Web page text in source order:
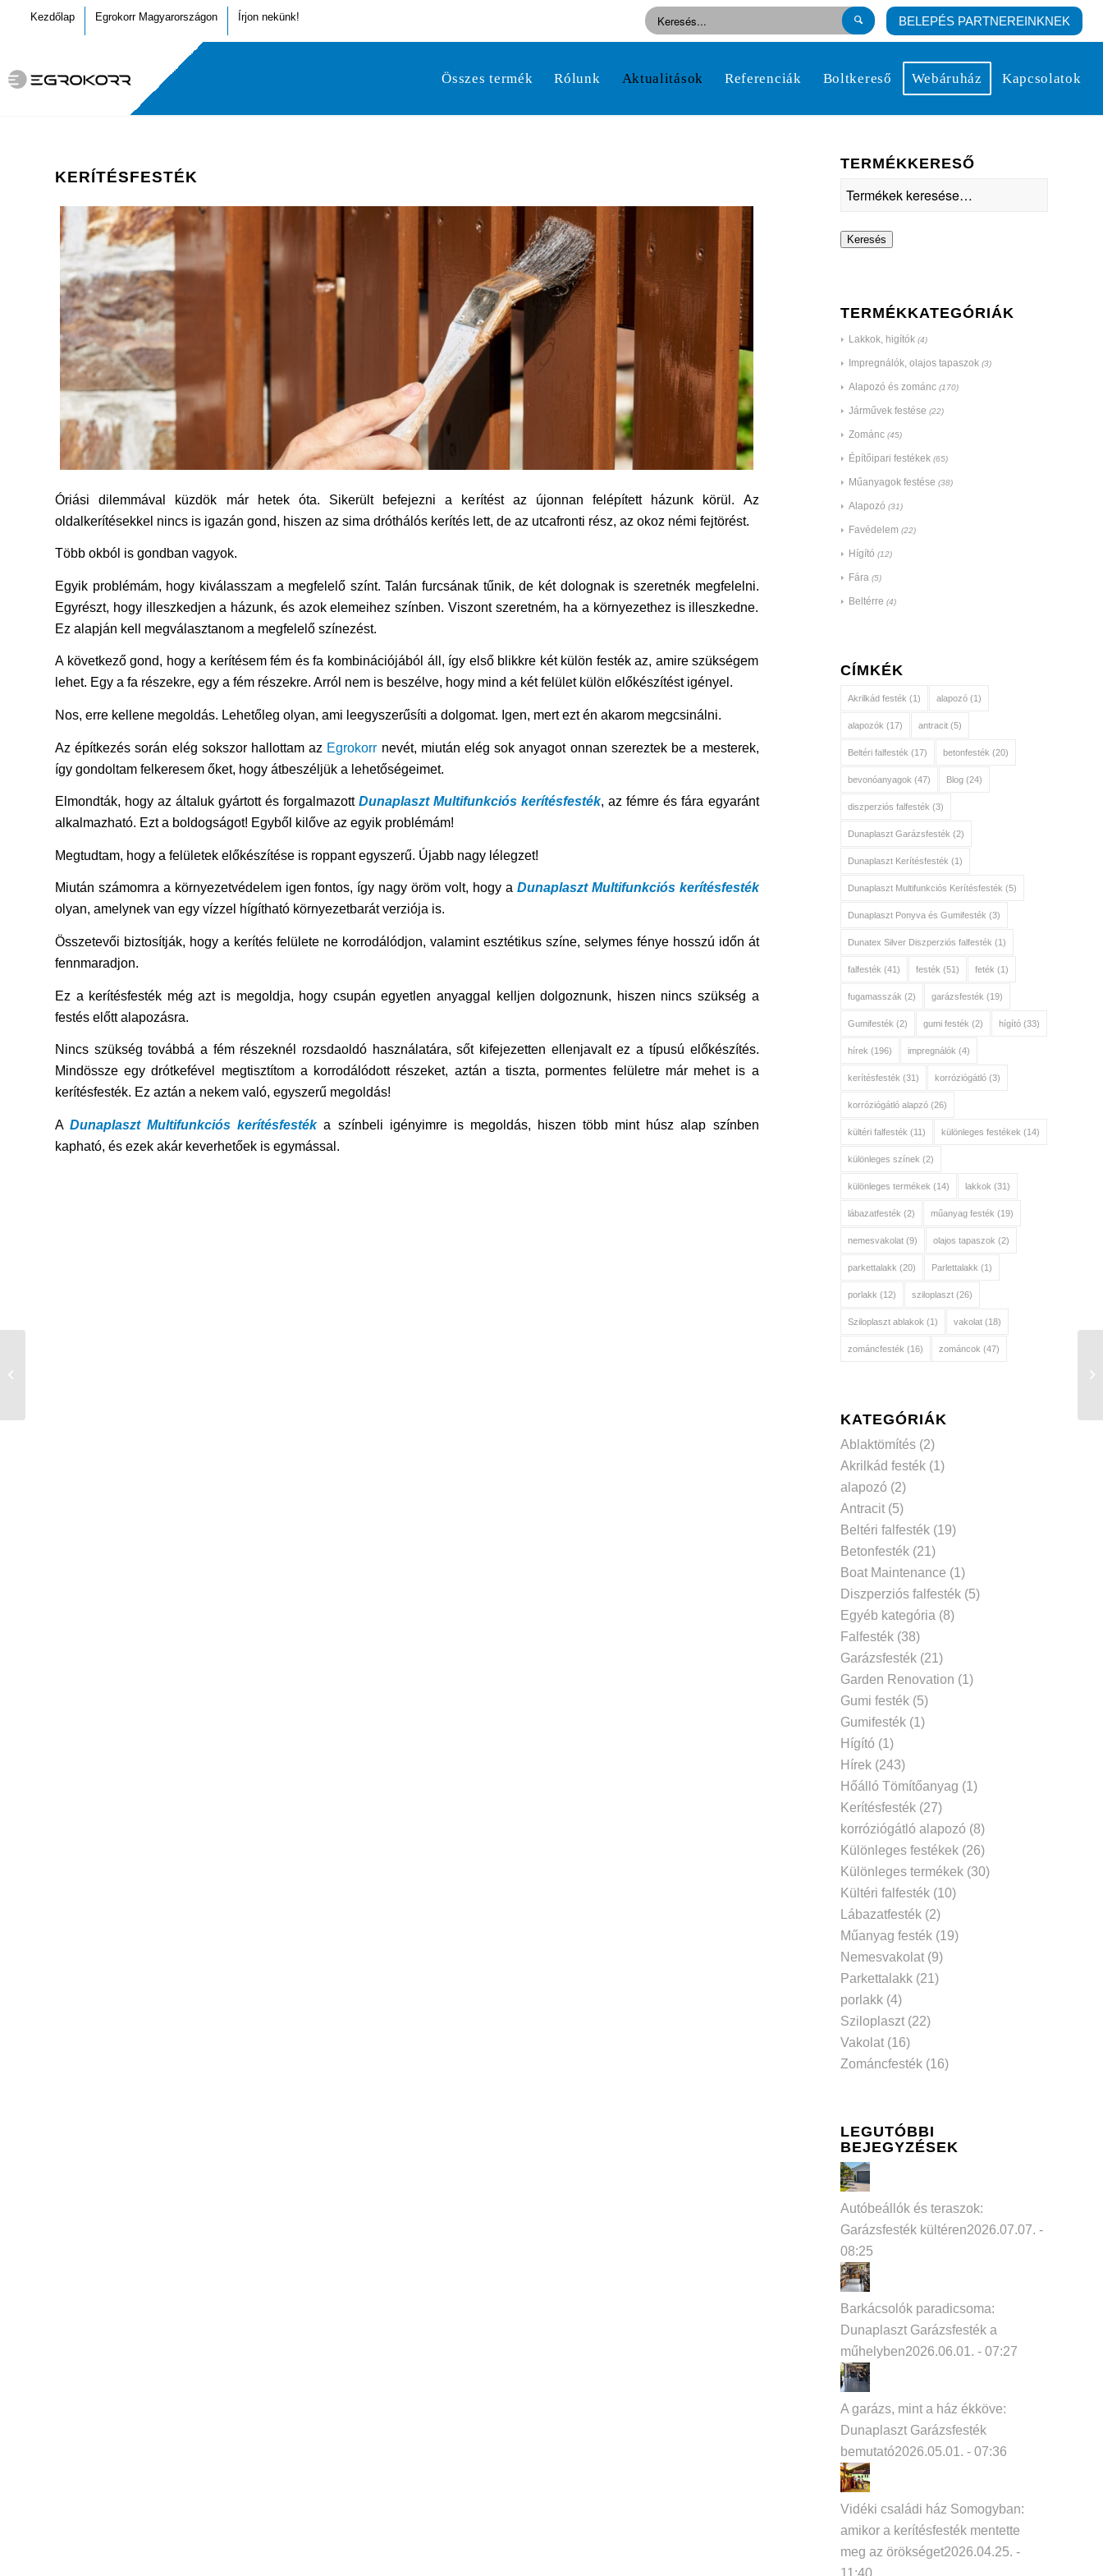
Kezdőlap Egrokorr Magyarországon Írjon nekünk! BELEPÉS PARTNEREINKNEK
Összes termék Rólunk Aktualitások Referenciák Boltkereső Webáruház Kapcsolatok
KERÍTÉSFESTÉK
Óriási dilemmával küzdök már hetek óta. Sikerült befejezni a kerítést az újonnan felépített házunk körül. Az
oldalkerítésekkel nincs is igazán gond, hiszen az sima dróthálós kerítés lett, de az utcafronti rész, az okoz némi fejtörést.
Több okból is gondban vagyok.
Egyik problémám, hogy kiválasszam a megfelelő színt. Talán furcsának tűnik, de két dolognak is szeretnék megfelelni.
Egyrészt, hogy illeszkedjen a házunk, és azok elemeihez színben. Viszont szeretném, ha a környezethez is illeszkedne.
Ez alapján kell megválasztanom a megfelelő színezést.
A következő gond, hogy a kerítésem fém és fa kombinációjából áll, így első blikkre két külön festék az, amire szükségem
lehet. Egy a fa részekre, egy a fém részekre. Arról nem is beszélve, hogy mind a két felület külön előkészítést igényel.
Nos, erre kellene megoldás. Lehetőleg olyan, ami leegyszerűsíti a dolgomat. Igen, mert ezt én akarom megcsinálni.
Az építkezés során elég sokszor hallottam az Egrokorr nevét, miután elég sok anyagot onnan szereztek be a mesterek,
így gondoltam felkeresem őket, hogy átbeszéljük a lehetőségeimet.
Elmondták, hogy az általuk gyártott és forgalmazottDunaplaszt Multifunkciós kerítésfesték, az fémre és fára egyaránt
alkalmazható. Ezt a boldogságot! Egyből kilőve az egyik problémám!
Megtudtam, hogy a felületek előkészítése is roppant egyszerű. Újabb nagy lélegzet!
Miután számomra a környezetvédelem igen fontos, így nagy öröm volt, hogy a Dunaplaszt Multifunkciós kerítésfesték
olyan, amelynek van egy vízzel hígítható környezetbarát verziója is.
Összetevői biztosítják, hogy a kerítés felülete ne korrodálódjon, valamint esztétikus színe, selymes fénye hosszú időn át
fennmaradjon.
Ez a kerítésfesték még azt is megoldja, hogy csupán egyetlen anyaggal kelljen dolgoznunk, hiszen nincs szükség a
festés előtt alapozásra.
Nincs szükség továbbá a fém részeknél rozsdaoldó használatára, sőt kifejezetten ellenjavalt ez a típusú előkészítés.
Mindössze egy drótkefével megtisztítom a korrodálódott részeket, aztán a tiszta, pormentes felületre már mehet is a
kerítésfesték. Ez aztán a nekem való, egyszerű megoldás!
ADunaplaszt Multifunkciós kerítésfestéka színbeli igényimre is megoldás, hiszen több mint húsz alap színben
kapható, és ezek akár keverhetőek is egymással.
TERMÉKKERESŐ
Keresés
TERMÉKKATEGÓRIÁK
Lakkok, higítók (4)
Impregnálók, olajos tapaszok (3)
Alapozó és zománc (170)
Járművek festése (22)
Zománc (45)
Építőipari festékek (65)
Műanyagok festése (38)
Alapozó (31)
Favédelem (22)
Hígító (12)
Fára (5)
Beltérre (4)
CÍMKÉK
Akrilkád festék (1) alapozó(1)
alapozók (17) antracit(5)
Beltéri falfesték (17) betonfesték (20)
bevonóanyagok (47) Blog(24)
diszperziós falfesték (3)
Dunaplaszt Garázsfesték (2)
Dunaplaszt Kerítésfesték (1)
Dunaplaszt Multifunkciós Kerítésfesték (5)
Dunaplaszt Ponyva és Gumifesték (3)
Dunatex Silver Diszperziós falfesték (1)
falfesték (41) festék (51) feték (1)
fugamasszák (2) garázsfesték (19)
Gumifesték (2) gumi festék (2) hígító(33)
hírek (196) impregnálók (4)
kerítésfesték (31) korróziógátló(3)
korróziógátló alapzó(26)
kültéri falfesték (11) különleges festékek (14)
különleges színek (2)
különleges termékek (14) lakkok (31)
lábazatfesték (2) műanyag festék (19)
nemesvakolat(9) olajos tapaszok (2)
parkettalakk (20) Parlettalakk (1)
porlakk (12) sziloplaszt(26)
Sziloplaszt ablakok (1) vakolat(18)
zománcfesték (16) zománcok (47)
KATEGÓRIÁK
Ablaktömítés(2)
Akrilkád festék(1)
alapozó (2)
Antracit(5)
Beltéri falfesték(19)
Betonfesték(21)
Boat Maintenance (1)
Diszperziós falfesték(5)
Egyéb kategória (8)
Falfesték(38)
Garázsfesték(21)
Garden Renovation (1)
Gumi festék(5)
Gumifesték(1)
Hígító (1)
Hírek(243)
Hőálló Tömítőanyag (1)
Kerítésfesték(27)
korróziógátló alapozó (8)
Különleges festékek(26)
Különleges termékek(30)
Kültéri falfesték(10)
Lábazatfesték(2)
Műanyag festék(19)
Nemesvakolat(9)
Parkettalakk(21)
porlakk(4)
Sziloplaszt(22)
Vakolat(16)
Zománcfesték(16)
LEGUTÓBBI
BEJEGYZÉSEK
Autóbeállók és teraszok:
Garázsfesték kültéren2026.07.07. -
08:25
Barkácsolók paradicsoma:
Dunaplaszt Garázsfesték a
műhelyben2026.06.01. - 07:27
A garázs, mint a ház ékköve:
Dunaplaszt Garázsfesték
bemutató2026.05.01. - 07:36
Vidéki családi ház Somogyban:
amikor a kerítésfesték mentette
meg az örökséget2026.04.25. -
11:40